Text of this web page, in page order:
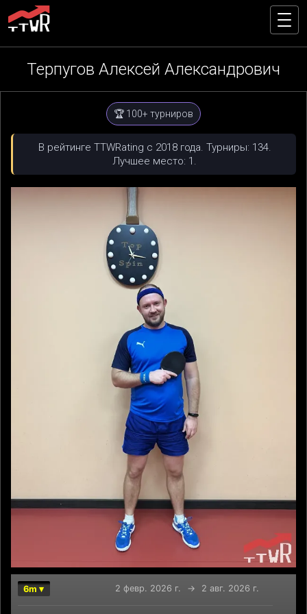
Терпугов Алексей Александрович
🏆 100+ турниров
В рейтинге TTWRating с 2018 года. Турниры: 134.
Лучшее место: 1.
Chart 2 февр. 2026 г. → 2 авг. 2026 г.
6m ▾